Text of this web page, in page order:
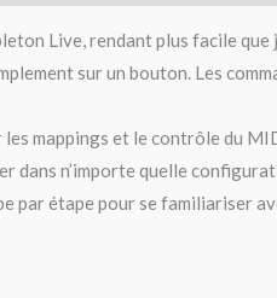
Live, rendant plus facile
sur un bouton. Les
mappings et le contrôle du
dans n’importe quelle
par étape pour se familiariser